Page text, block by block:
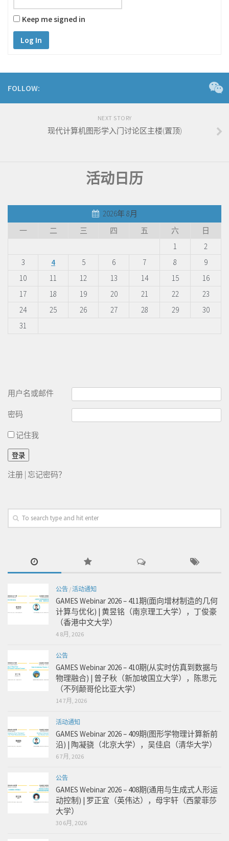
Keep me signed in
Log In
FOLLOW:
NEXT STORY
现代计算机图形学入门讨论区主楼(置顶)
活动日历
2026年 8月
一
二 三 四 五 六
日
1
2
3
4 5 6 7 8
9
10
11 12 13 14 15
16
17
18 19 20 21 22
23
24
25 26 27 28 29
30
31
用户名或邮件
密码
记住我
注册 | 忘记密码？
公告 /活动通知
GAMES Webinar 2026 – 411期(面向增材制造的几何
计算与优化) | 黄昱铭（南京理工大学），丁俊豪
（香港中文大学）
4 8月, 2026
公告
GAMES Webinar 2026 – 410期(从实时仿真到数据与
物理融合) | 曾子秋（新加坡国立大学），陈思元
（不列颠哥伦比亚大学）
14 7月, 2026
活动通知
GAMES Webinar 2026 – 409期(图形学物理计算新前
沿) | 陶凝骁（北京大学），吴佳启（清华大学）
6 7月, 2026
公告
GAMES Webinar 2026 – 408期(通用与生成式人形运
动控制) | 罗正宜（英伟达），母宇轩（西蒙菲莎
大学）
30 6月, 2026